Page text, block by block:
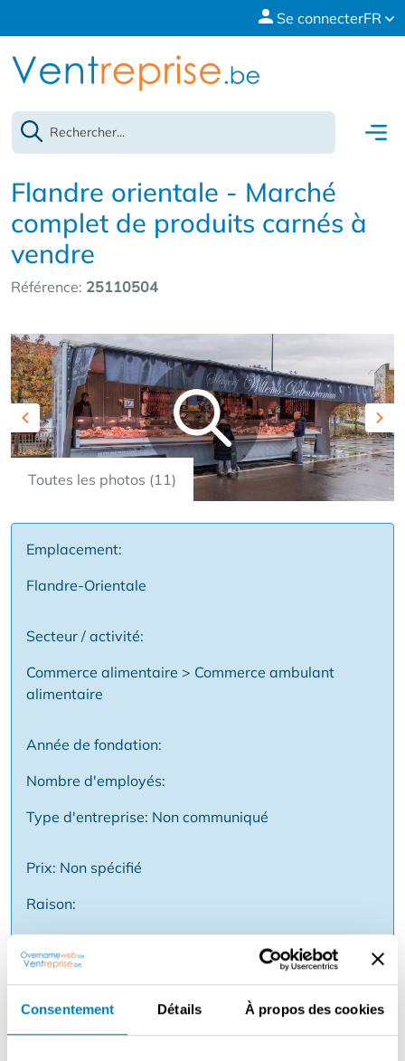
Consentement Détails À propos des cookies
Se connecterFR
Flandre orientale - Marché
complet de produits carnés à
vendre
Référence: 25110504
Toutes les photos (11)
Previous
Emplacement:
Flandre-Orientale
Secteur / activité:
Commerce alimentaire > Commerce ambulant
alimentaire
Année de fondation:
Nombre d'employés:
Type d'entreprise: Non communiqué
Prix: Non spécifié
Raison:
Boucherie entièrement finie et équipée avec des stands